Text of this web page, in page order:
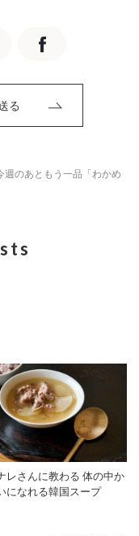
る
週のあともう一品「わかめ
レさんに教わる 体の中か
になれる韓国スープ